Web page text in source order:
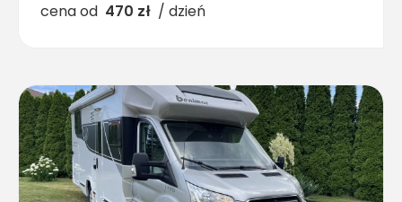
cena od 470 zł / dzień